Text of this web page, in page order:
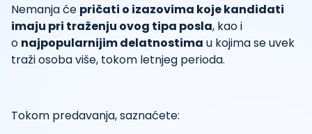
Nemanja će pričati o izazovima koje kandidati
imaju pri traženju ovog tipa posla, kao i
o najpopularnijim delatnostima u kojima se uvek
traži osoba više, tokom letnjeg perioda.
Tokom predavanja, saznaćete: